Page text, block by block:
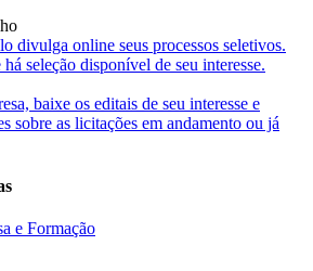
divulga online seus processos seletivos.
seleção disponível de seu interesse.
baixe os editais de seu interesse e
sobre as licitações em andamento ou já
e Formação